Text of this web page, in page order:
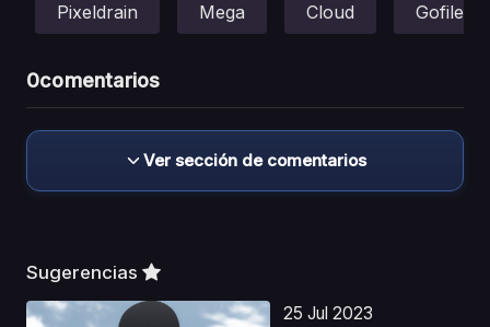
Pixeldrain Mega Cloud Gofile
0comentarios
Ver sección de comentarios
Sugerencias
25 Jul 2023